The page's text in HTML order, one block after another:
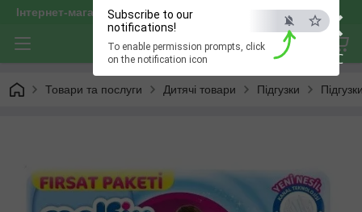
×
ESC
Subscribe to our
notifications!
To enable permission prompts, click
on the notification icon
Інтернет-магазин "optservis"
Товари та послуги Дитячі товари Підгузки